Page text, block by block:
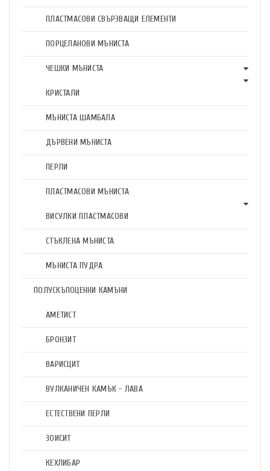
ПЛАСТМАСОВИ СВЪРЗВАЩИ ЕЛЕМЕНТИ
ПОРЦЕЛАНОВИ МЪНИСТА
ЧЕШКИ МЪНИСТА
КРИСТАЛИ
МЪНИСТА ШАМБАЛА
ДЪРВЕНИ МЪНИСТА
ПЕРЛИ
ПЛАСТМАСОВИ МЪНИСТА
ВИСУЛКИ ПЛАСТМАСОВИ
СТЪКЛЕНА МЪНИСТА
МЪНИСТА ПУДРА
ПОЛУСКЪПОЦЕННИ КАМЪНИ
АМЕТИСТ
БРОНЗИТ
ВАРИСЦИТ
ВУЛКАНИЧЕН КАМЪК - ЛАВА
ЕСТЕСТВЕНИ ПЕРЛИ
ЗОИСИТ
КЕХЛИБАР